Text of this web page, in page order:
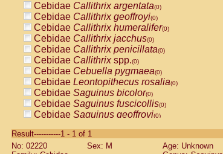
Cebidae Callithrix argentata(0)
Cebidae Callithrix geoffroyi(0)
Cebidae Callithrix humeralifer(0)
Cebidae Callithrix jacchus(0)
Cebidae Callithrix penicillata(0)
Cebidae Callithrixspp.(0)
Cebidae Cebuella pygmaea(0)
Cebidae Leontopithecus rosalia(0)
Cebidae Saguinus bicolor(0)
Cebidae Saguinus fuscicollis(0)
Cebidae Saguinus geoffroyi(0)
CebidaeSaguinus labiatus(0)
Cebidae Saguinus leucopus (0)
Result-----------1 - 1 of 1
No: 02220
Sex: M
Age: Unknown